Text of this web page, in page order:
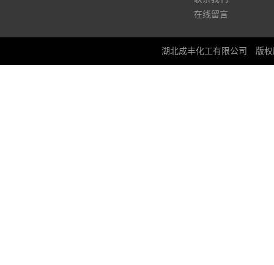
在线留言
湖北成丰化工有限公司 版